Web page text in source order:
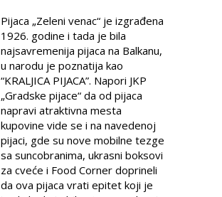
Pijaca „Zeleni venac“ je izgrađena
1926. godine i tada je bila
najsavremenija pijaca na Balkanu,
u narodu je poznatija kao
“KRALJICA PIJACA”. Napori JKP
„Gradske pijace“ da od pijaca
napravi atraktivna mesta
kupovine vide se i na navedenoj
pijaci, gde su nove mobilne tezge
sa suncobranima, ukrasni boksovi
za cveće i Food Corner doprineli
da ova pijaca vrati epitet koji je